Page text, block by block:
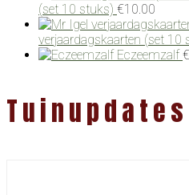
(set 10 stuks) €10.00
verjaardagskaarten (set 10
Eczeemzalf €
Tuinupdates